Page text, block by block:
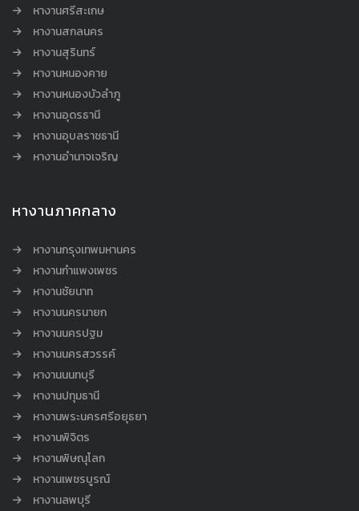
หางานศรีสะเกษ
หางานสกลนคร
หางานสุรินทร์
หางานหนองคาย
หางานหนองบัวลำภู
หางานอุดรธานี
หางานอุบลราชธานี
หางานอำนาจเจริญ
หางานภาคกลาง
หางานกรุงเทพมหานคร
หางานกำแพงเพชร
หางานชัยนาท
หางานนครนายก
หางานนครปฐม
หางานนครสวรรค์
หางานนนทบุรี
หางานปทุมธานี
หางานพระนครศรีอยุธยา
หางานพิจิตร
หางานพิษณุโลก
หางานเพชรบูรณ์
หางานลพบุรี